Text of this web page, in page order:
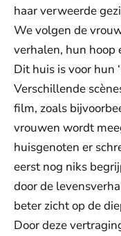
haar verweerde
We volgen de
verhalen, hun hoop
Dit huis is voor hun
Verschillende
film, zoals
vrouwen wordt
huisgenoten er
eerst nog niks
door de
beter zicht op de
Door deze